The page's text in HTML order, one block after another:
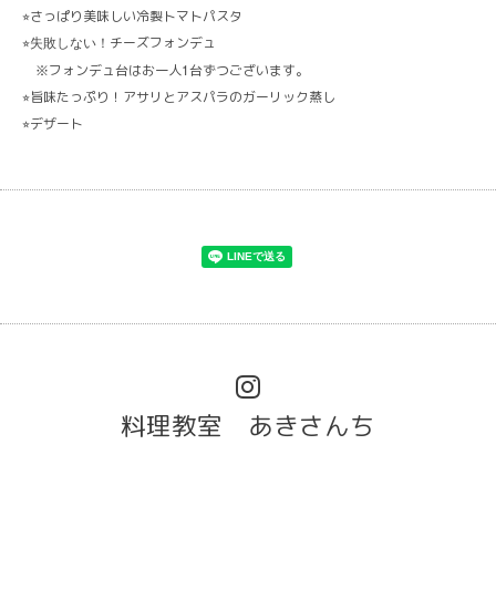
⭐︎さっぱり美味しい冷製トマトパスタ
⭐︎失敗しない！ チーズフォンデュ
※フォンデュ台はお一人1台ずつございます。
⭐︎旨味たっぷり！アサリとアスパラのガーリック蒸し
⭐︎デザート
料理教室 あきさんち